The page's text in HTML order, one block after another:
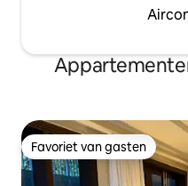
Favoriet van gasten
Favoriet van gasten